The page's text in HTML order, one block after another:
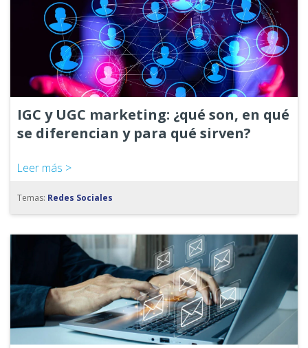
IGC y UGC marketing: ¿qué son, en qué
se diferencian y para qué sirven?
Leer más >
Temas: Redes Sociales